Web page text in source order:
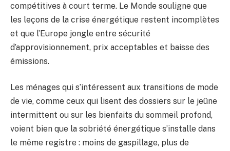
compétitives à court terme. Le Monde souligne que
les leçons de la crise énergétique restent incomplètes
et que l’Europe jongle entre sécurité
d’approvisionnement, prix acceptables et baisse des
émissions.
Les ménages qui s’intéressent aux transitions de mode
de vie, comme ceux qui lisent des dossiers sur le jeûne
intermittent ou sur les bienfaits du sommeil profond,
voient bien que la sobriété énergétique s’installe dans
le même registre : moins de gaspillage, plus de